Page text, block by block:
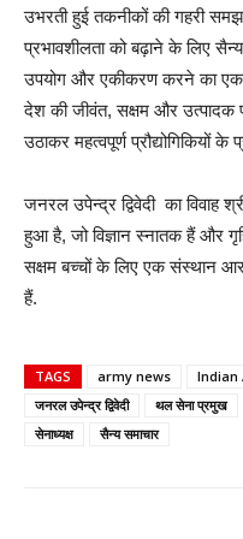
उभरती हुई तकनीकों की गहरी समझ
प्रभावशीलता को बढ़ाने के लिए
उपयोग और एकीकरण करने का एक
देश की जीवंत, सक्षम और उत्पादक
उठाकर महत्वपूर्ण प्रौद्योगिकियों के
जनरल उपेन्द्र द्विवेदी का विवाह
हुआ है, जो विज्ञान स्नातक हैं और
सक्षम बच्चों के लिए एक संस्थान
हैं.
TAGS army news Indian
जनरल उपेन्द्र द्विवेदी
थल सेना प्रमुख
सेनाध्यक्ष
सैन्य समाचार